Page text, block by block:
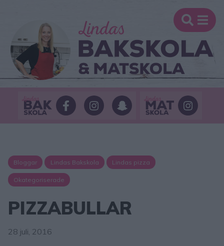
Bloggar Lindas Bakskola Lindas pizza
Okategoriserade
PIZZABULLAR
28 juli, 2016